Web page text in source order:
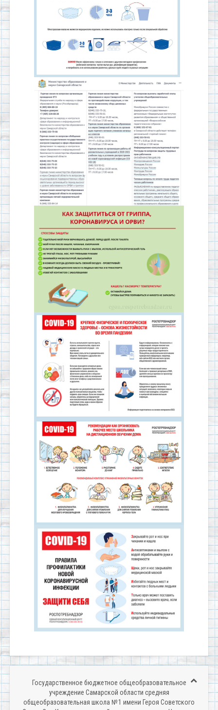
Государственное бюджетное общеобразовательное
учреждение Самарской области средняя
общеобразовательная школа № 1 имени Героя Советского